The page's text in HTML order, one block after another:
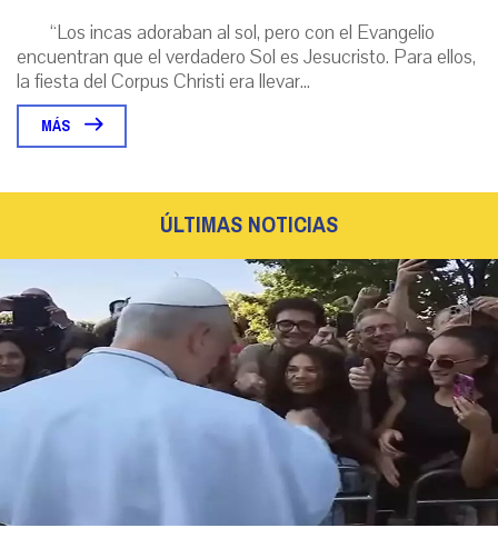
“Los incas adoraban al sol, pero con el Evangelio
encuentran que el verdadero Sol es Jesucristo. Para ellos,
la fiesta del Corpus Christi era llevar...
MÁS
ÚLTIMAS NOTICIAS